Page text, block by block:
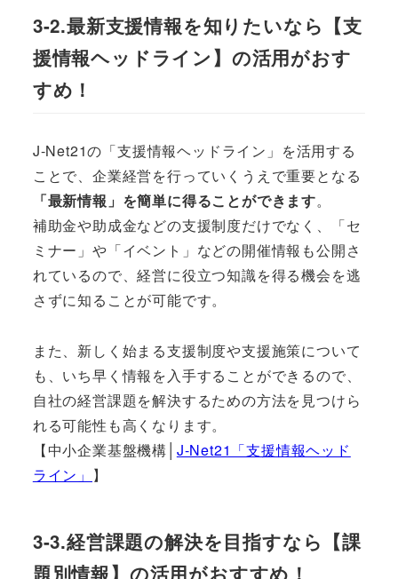
3-2.最新支援情報を知りたいなら【支
援情報ヘッドライン】の活用がおす
すめ！
J-Net21の「支援情報ヘッドライン」を活用する
ことで、企業経営を行っていくうえで重要となる
「最新情報」を簡単に得ることができます。
補助金や助成金などの支援制度だけでなく、「セ
ミナー」や「イベント」などの開催情報も公開さ
れているので、経営に役立つ知識を得る機会を逃
さずに知ることが可能です。
また、新しく始まる支援制度や支援施策について
も、いち早く情報を入手することができるので、
自社の経営課題を解決するための方法を見つけら
れる可能性も高くなります。
【中小企業基盤機構│ J-Net21「支援情報ヘッド
ライン」 】
3-3.経営課題の解決を目指すなら【課
題別情報】の活用がおすすめ！